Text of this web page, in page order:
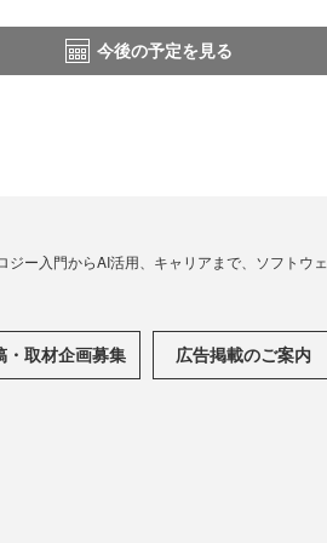
今後の予定を見る
ー入門からAI活用、キャリアまで、ソフトウェ
・取材企画募集 広告掲載のご案内